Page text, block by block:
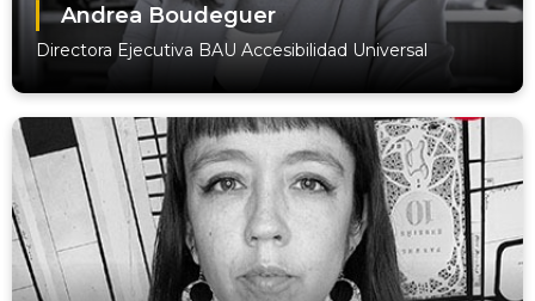
Andrea Boudeguer
Directora Ejecutiva BAU Accesibilidad Universal